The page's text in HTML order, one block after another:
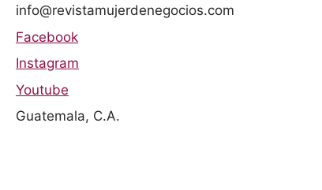
info@revistamujerdenegocios.com
Facebook
Instagram
Youtube
Guatemala, C.A.